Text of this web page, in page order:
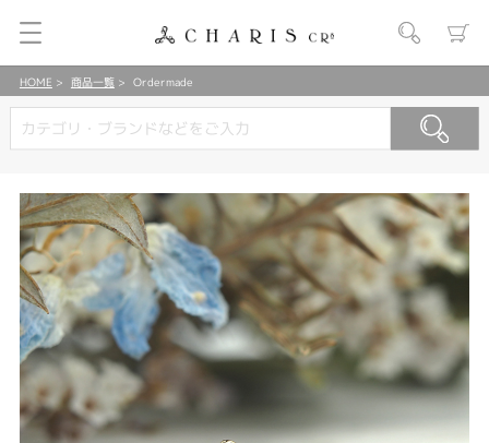
HOME 商品一覧 Ordermade